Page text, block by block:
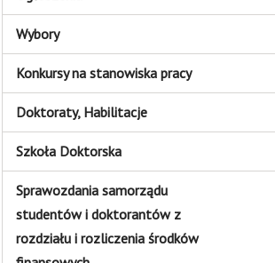
Wybory
Konkursy na stanowiska pracy
Doktoraty, Habilitacje
Szkoła Doktorska
Sprawozdania samorządu
studentów i doktorantów z
rozdziału i rozliczenia środków